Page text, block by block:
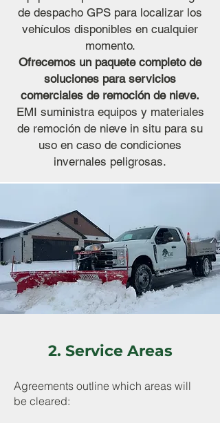
de despacho GPS para localizar los
vehículos disponibles en cualquier
momento.
Ofrecemos un paquete completo de
soluciones para servicios
comerciales de remoción de nieve.
EMI suministra equipos y materiales
de remoción de nieve in situ para su
uso en caso de condiciones
invernales peligrosas.
2. Service Areas
Agreements outline which areas will
be cleared: